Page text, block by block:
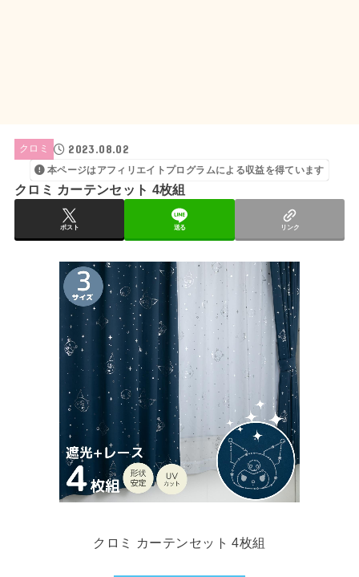
クロミ 2023.08.02
本ページはアフィリエイトプログラムによる収益を得ています
クロミ カーテンセット 4枚組
ポスト 送る リンク
クロミ カーテンセット 4枚組